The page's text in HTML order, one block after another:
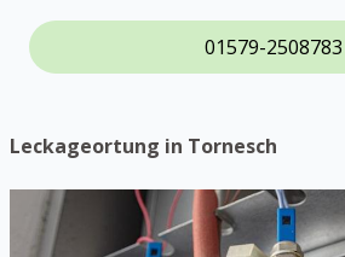
01579-2508783
Leckageortung in Tornesch